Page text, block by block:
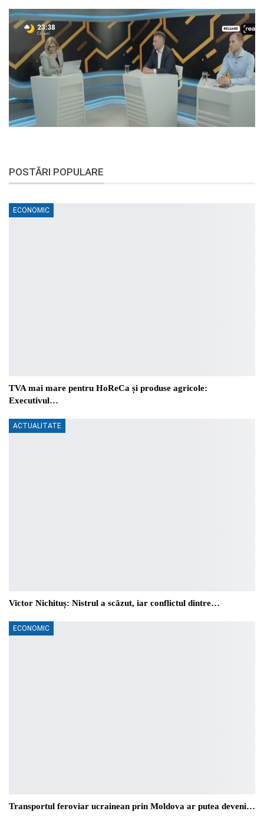
POSTĂRI POPULARE
ECONOMIC
TVA mai mare pentru HoReCa și produse agricole:
Executivul…
ACTUALITATE
Victor Nichituș: Nistrul a scăzut, iar conflictul dintre…
ECONOMIC
Transportul feroviar ucrainean prin Moldova ar putea deveni…